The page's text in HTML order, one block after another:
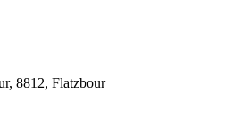
8812, Flatzbour